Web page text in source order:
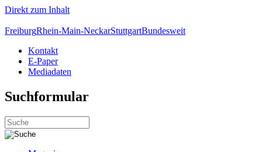
Direkt zum Inhalt
FreiburgRhein-Main-NeckarStuttgartBundesweit
Kontakt
E-Paper
Mediadaten
Suchformular